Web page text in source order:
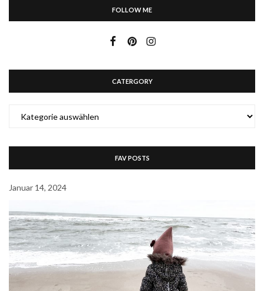
FOLLOW ME
CATERGORY
FAV POSTS
Januar 14, 2024